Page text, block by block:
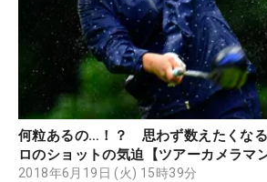
何粒あるの…！？ 思わず数えたくな
ロのショットの気迫【ツアーカメラマ
2018年6月19日 (火) 15時39分